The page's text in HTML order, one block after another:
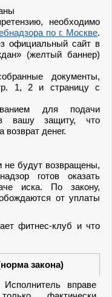
необходимо
по г. Москве.
официальный сайт в
(желтый баннер)
документы,
1, 2 и страницу с
для подачи
в вашу защиту, что
денег.
не будут возвращены,
готов оказать
иска. По закону,
от уплаты
фитнес-клуб и что
закона)
Исполнитель вправе